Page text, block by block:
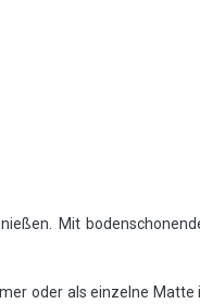
Mit
oder als einzelne Matte